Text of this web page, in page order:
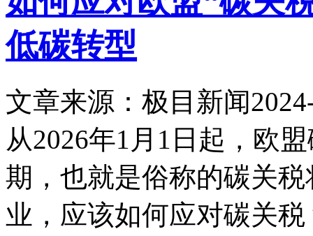
低碳转型
文章来源：极目新闻
从2026年1月1日起，欧
期，也就是俗称的碳关
业，应该如何应对碳关